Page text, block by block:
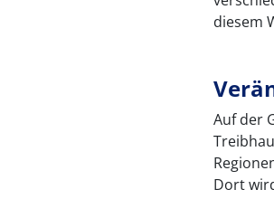
diesem
Auf der
Dort